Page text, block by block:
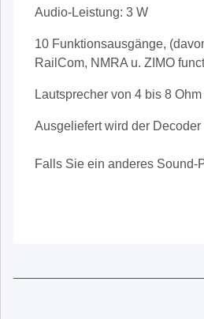
Audio-Leistung: 3 W
10 Funktionsausgänge, (
RailCom, NMRA u. ZIMO
Lautsprecher von 4 bis 8
Ausgeliefert wird der
Falls Sie ein anderes Sound-